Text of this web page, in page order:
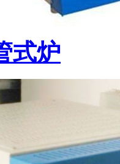
式炉